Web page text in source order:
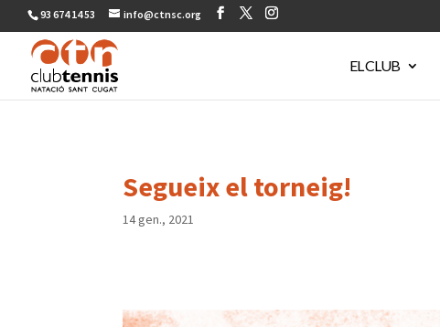
93 674 14 53 info@ctnsc.org
EL CLUB
Segueix el torneig!
14 gen., 2021